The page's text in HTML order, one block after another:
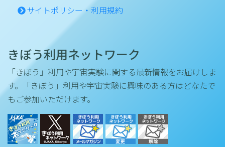
サイトポリシー・利用規約
きぼう利用ネットワーク
「きぼう」利用や宇宙実験に関する最新情報をお届けしま
す。「きぼう」利用や宇宙実験に興味のある方はどなたで
もご参加いただけます。